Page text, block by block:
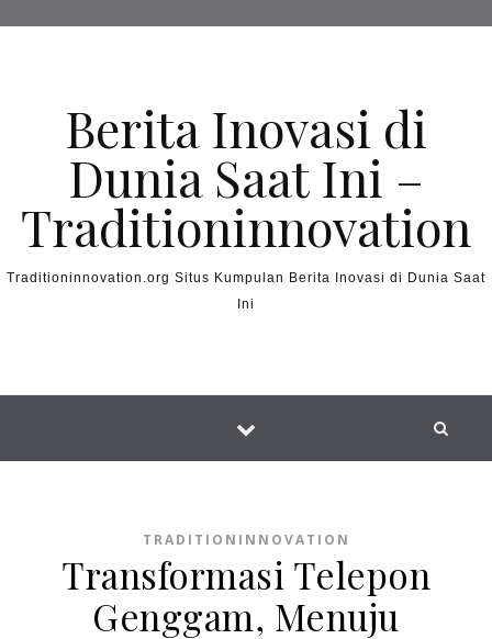
Berita Inovasi di
Dunia Saat Ini –
Traditioninnovation
Traditioninnovation.org Situs Kumpulan Berita Inovasi di Dunia Saat
Ini
TRADITIONINNOVATION
Transformasi Telepon
Genggam, Menuju